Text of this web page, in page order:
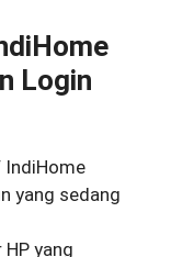
Login
IndiHome
yang sedang
yang